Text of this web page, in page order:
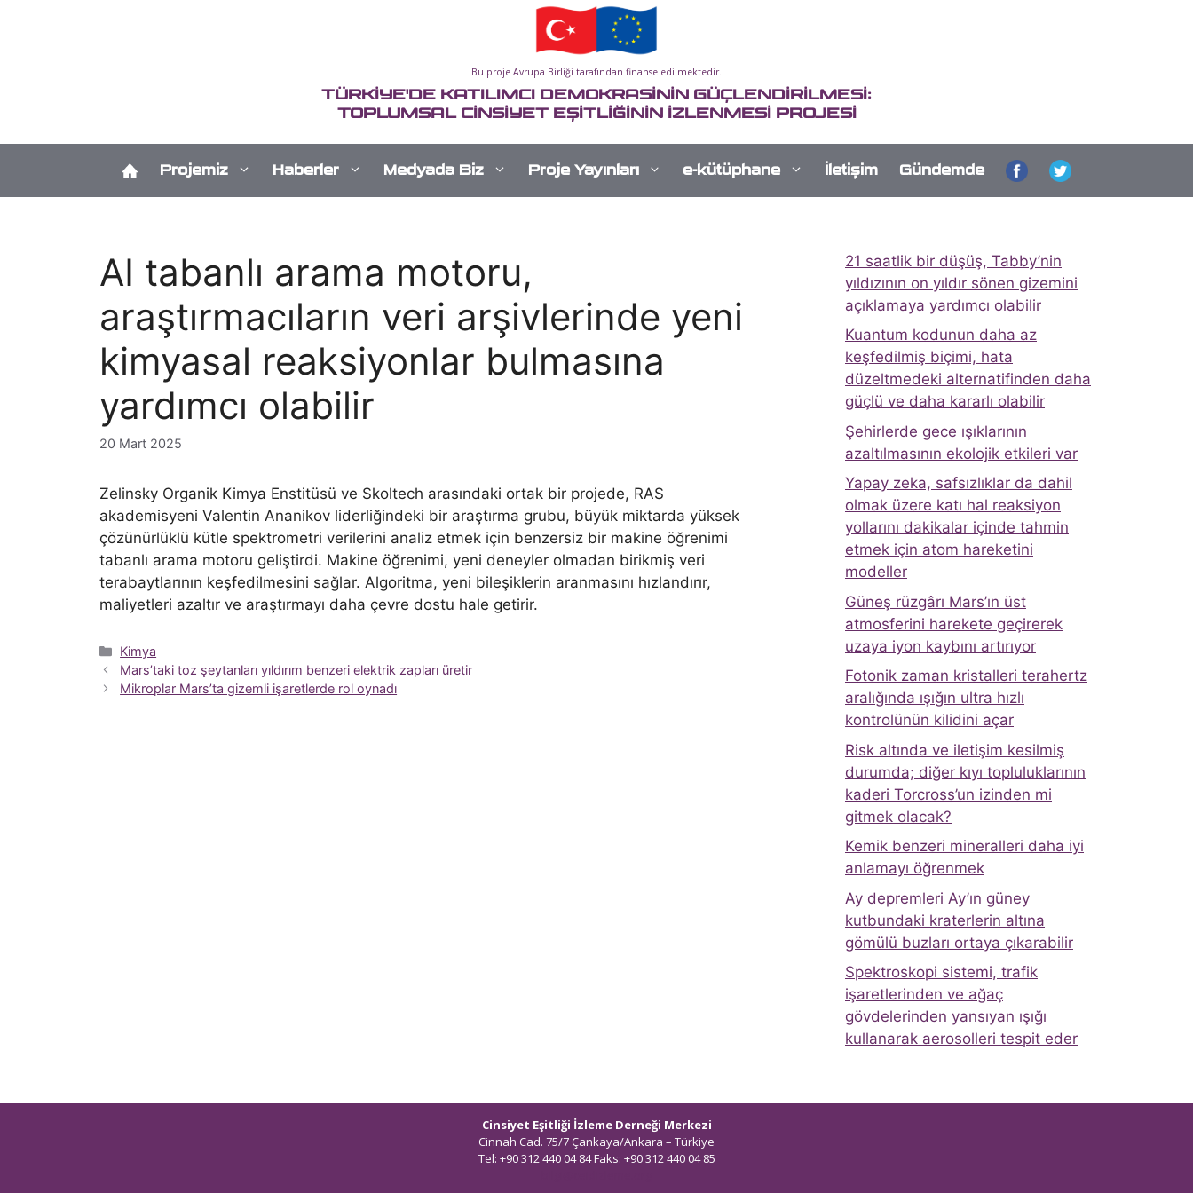
Bu proje Avrupa Birliği tarafından finanse edilmektedir.
TÜRKİYE'DE KATILIMCI DEMOKRASİNİN GÜÇLENDİRİLMESİ:
TOPLUMSAL CİNSİYET EŞİTLİĞİNİN İZLENMESİ PROJESİ
Projemiz Haberler Medyada Biz Proje Yayınları e-kütüphane İletişim Gündemde
AI tabanlı arama motoru,
araştırmacıların veri arşivlerinde yeni
kimyasal reaksiyonlar bulmasına
yardımcı olabilir
20 Mart 2025
Zelinsky Organik Kimya Enstitüsü ve Skoltech arasındaki ortak bir projede, RAS
akademisyeni Valentin Ananikov liderliğindeki bir araştırma grubu, büyük miktarda yüksek
çözünürlüklü kütle spektrometri verilerini analiz etmek için benzersiz bir makine öğrenimi
tabanlı arama motoru geliştirdi. Makine öğrenimi, yeni deneyler olmadan birikmiş veri
terabaytlarının keşfedilmesini sağlar. Algoritma, yeni bileşiklerin aranmasını hızlandırır,
maliyetleri azaltır ve araştırmayı daha çevre dostu hale getirir.
Kategoriler
Kimya
Mars’taki toz şeytanları yıldırım benzeri elektrik zapları üretir
Mikroplar Mars’ta gizemli işaretlerde rol oynadı
21 saatlik bir düşüş, Tabby’nin
yıldızının on yıldır sönen gizemini
açıklamaya yardımcı olabilir
Kuantum kodunun daha az
keşfedilmiş biçimi, hata
düzeltmedeki alternatifinden daha
güçlü ve daha kararlı olabilir
Şehirlerde gece ışıklarının
azaltılmasının ekolojik etkileri var
Yapay zeka, safsızlıklar da dahil
olmak üzere katı hal reaksiyon
yollarını dakikalar içinde tahmin
etmek için atom hareketini
modeller
Güneş rüzgârı Mars’ın üst
atmosferini harekete geçirerek
uzaya iyon kaybını artırıyor
Fotonik zaman kristalleri terahertz
aralığında ışığın ultra hızlı
kontrolünün kilidini açar
Risk altında ve iletişim kesilmiş
durumda; diğer kıyı topluluklarının
kaderi Torcross’un izinden mi
gitmek olacak?
Kemik benzeri mineralleri daha iyi
anlamayı öğrenmek
Ay depremleri Ay’ın güney
kutbundaki kraterlerin altına
gömülü buzları ortaya çıkarabilir
Spektroskopi sistemi, trafik
işaretlerinden ve ağaç
gövdelerinden yansıyan ışığı
kullanarak aerosolleri tespit eder
Cinsiyet Eşitliği İzleme Derneği Merkezi
Cinnah Cad. 75/7 Çankaya/Ankara – Türkiye
Tel: +90 312 440 04 84 Faks: +90 312 440 04 85